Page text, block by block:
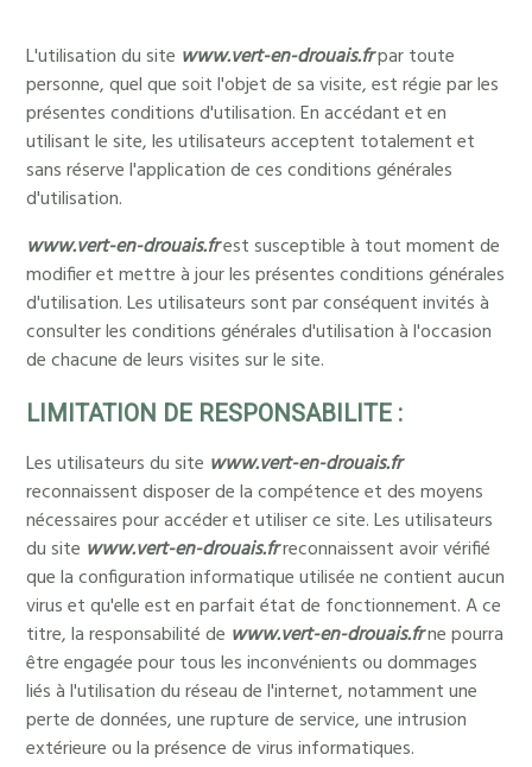
L'utilisation du site www.vert-en-drouais.frpar toute
personne, quel que soit l'objet de sa visite, est régie par les
présentes conditions d'utilisation. En accédant et en
utilisant le site, les utilisateurs acceptent totalement et
sans réserve l'application de ces conditions générales
d'utilisation.
www.vert-en-drouais.frest susceptible à tout moment de
modifier et mettre à jour les présentes conditions générales
d'utilisation. Les utilisateurs sont par conséquent invités à
consulter les conditions générales d'utilisation à l'occasion
de chacune de leurs visites sur le site.
LIMITATION DE RESPONSABILITE :
Les utilisateurs du site www.vert-en-drouais.fr
reconnaissent disposer de la compétence et des moyens
nécessaires pour accéder et utiliser ce site. Les utilisateurs
du site www.vert-en-drouais.frreconnaissent avoir vérifié
que la configuration informatique utilisée ne contient aucun
virus et qu'elle est en parfait état de fonctionnement. A ce
titre, la responsabilité de www.vert-en-drouais.frne pourra
être engagée pour tous les inconvénients ou dommages
liés à l'utilisation du réseau de l'internet, notamment une
perte de données, une rupture de service, une intrusion
extérieure ou la présence de virus informatiques.